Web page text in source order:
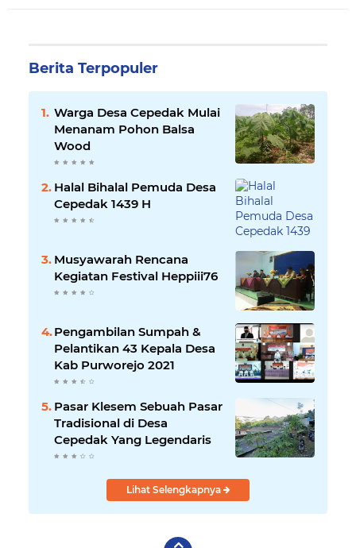
Berita Terpopuler
Warga Desa Cepedak Mulai
Menanam Pohon Balsa
Wood
Halal Bihalal Pemuda Desa
Cepedak 1439 H
Musyawarah Rencana
Kegiatan Festival Heppiii76
Pengambilan Sumpah &
Pelantikan 43 Kepala Desa
Kab Purworejo 2021
Pasar Klesem Sebuah Pasar
Tradisional di Desa
Cepedak Yang Legendaris
Lihat Selengkapnya